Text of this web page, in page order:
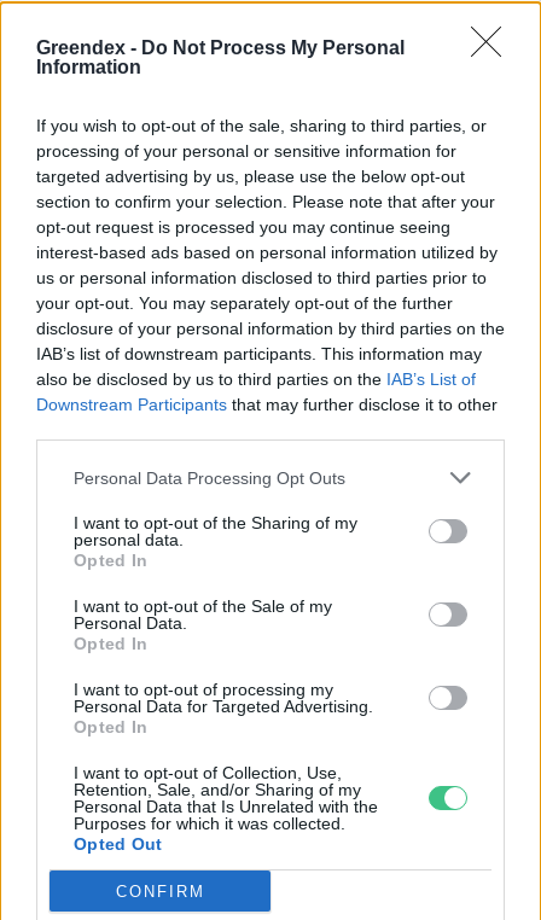
Greendex - Do Not Process My Personal
Information
If you wish to opt-out of the sale, sharing to third parties, or
processing of your personal or sensitive information for
targeted advertising by us, please use the below opt-out
section to confirm your selection. Please note that after your
opt-out request is processed you may continue seeing
interest-based ads based on personal information utilized by
us or personal information disclosed to third parties prior to
your opt-out. You may separately opt-out of the further
disclosure of your personal information by third parties on the
IAB’s list of downstream participants. This information may
also be disclosed by us to third parties on the IAB’s List of
Downstream Participants that may further disclose it to other
Personal Data Processing Opt Outs
I want to opt-out of the Sharing of my
personal data.
Opted In
I want to opt-out of the Sale of my
Personal Data.
Opted In
I want to opt-out of processing my
Personal Data for Targeted Advertising.
Opted In
I want to opt-out of Collection, Use,
Retention, Sale, and/or Sharing of my
Personal Data that Is Unrelated with the
Purposes for which it was collected.
Opted Out
CONFIRM
Ehető gazok – Ne irtsd, hanem
főzd meg őket!
felhasználhatóságukban. Ráadásul a kertedet is támogathatják!
Születésnapi programokkal várja a
hétvégén a közönséget a 160 éves
Fővárosi Állatkert
ÉLŐ BOLYGÓNK